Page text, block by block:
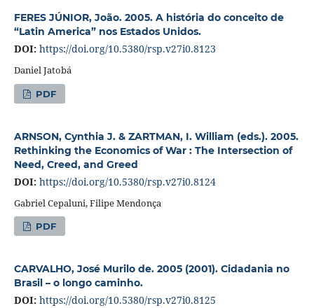
FERES JÚNIOR, João. 2005. A história do conceito de
“Latin America” nos Estados Unidos.
DOI: https://doi.org/10.5380/rsp.v27i0.8123
Daniel Jatobá
PDF
ARNSON, Cynthia J. & ZARTMAN, I. William (eds.). 2005.
Rethinking the Economics of War : The Intersection of
Need, Creed, and Greed
DOI: https://doi.org/10.5380/rsp.v27i0.8124
Gabriel Cepaluni, Filipe Mendonça
PDF
CARVALHO, José Murilo de. 2005 (2001). Cidadania no
Brasil – o longo caminho.
DOI: https://doi.org/10.5380/rsp.v27i0.8125